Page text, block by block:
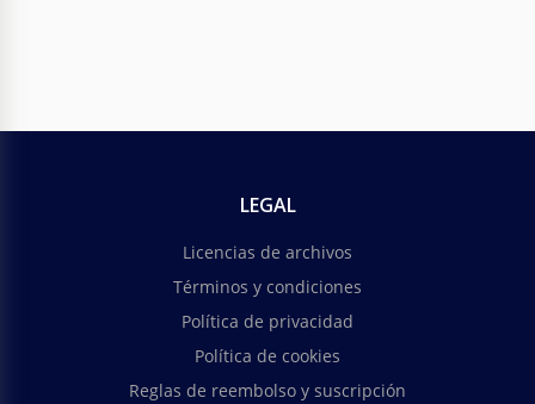
LEGAL
Licencias de archivos
Términos y condiciones
Política de privacidad
Política de cookies
Reglas de reembolso y suscripción